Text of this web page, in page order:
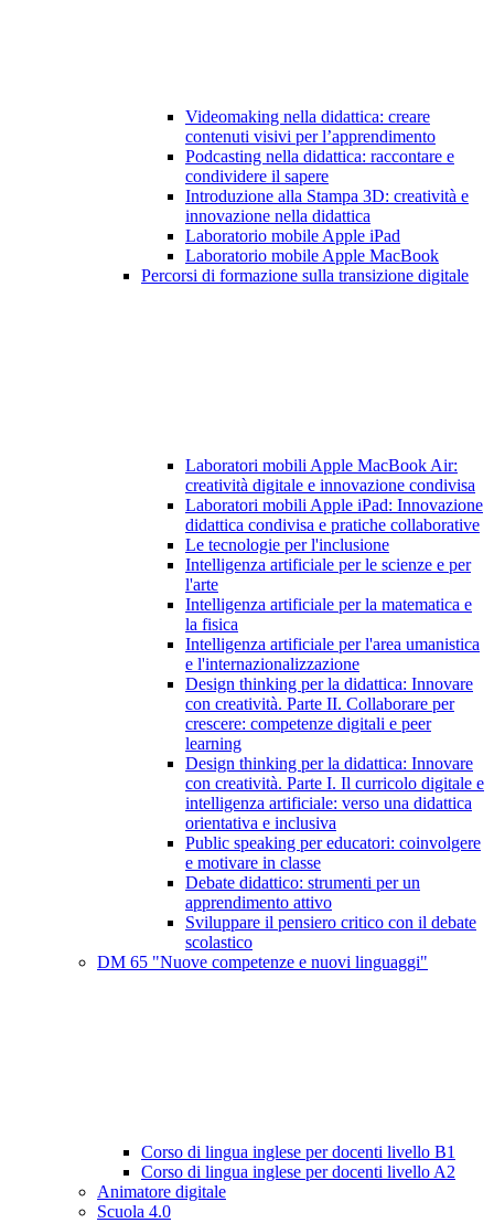
Videomaking nella didattica: creare
contenuti visivi per l’apprendimento
Podcasting nella didattica: raccontare e
condividere il sapere
Introduzione alla Stampa 3D: creatività e
innovazione nella didattica
Laboratorio mobile Apple iPad
Laboratorio mobile Apple MacBook
Percorsi di formazione sulla transizione digitale
Laboratori mobili Apple MacBook Air:
creatività digitale e innovazione condivisa
Laboratori mobili Apple iPad: Innovazione
didattica condivisa e pratiche collaborative
Le tecnologie per l'inclusione
Intelligenza artificiale per le scienze e per
l'arte
Intelligenza artificiale per la matematica e
la fisica
Intelligenza artificiale per l'area umanistica
e l'internazionalizzazione
Design thinking per la didattica: Innovare
con creatività. Parte II. Collaborare per
crescere: competenze digitali e peer
learning
Design thinking per la didattica: Innovare
con creatività. Parte I. Il curricolo digitale e
intelligenza artificiale: verso una didattica
orientativa e inclusiva
Public speaking per educatori: coinvolgere
e motivare in classe
Debate didattico: strumenti per un
apprendimento attivo
Sviluppare il pensiero critico con il debate
scolastico
DM 65 "Nuove competenze e nuovi linguaggi"
Corso di lingua inglese per docenti livello B1
Corso di lingua inglese per docenti livello A2
Animatore digitale
Scuola 4.0